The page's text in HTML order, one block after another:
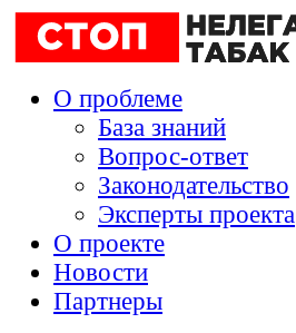
О проблеме
База знаний
Вопрос-ответ
Законодательство
Эксперты проекта
О проекте
Новости
Партнеры